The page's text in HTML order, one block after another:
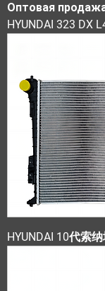
Оптовая
HYUNDAI 323 DX
HYUNDAI 10代索